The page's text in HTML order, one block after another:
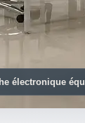
électronique